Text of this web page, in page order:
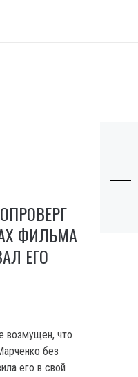
ФИЛЬМА
ЕГО
возмущен, что
без
его в свой